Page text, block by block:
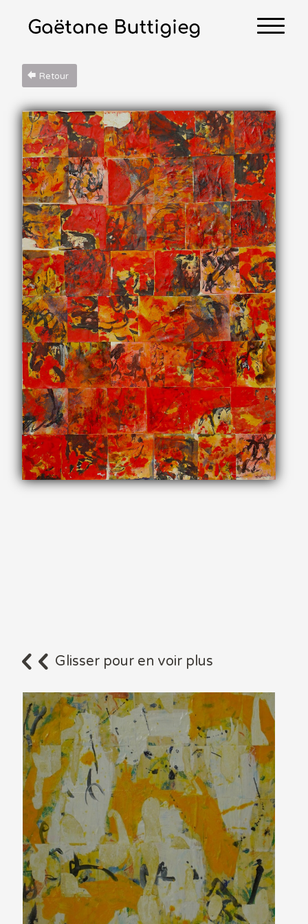
Retour
Glisser pour en voir plus